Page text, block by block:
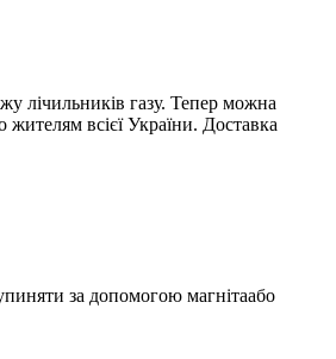
лічильників газу. Тепер можна
всієї України. Доставка
за допомогою магнітаабо